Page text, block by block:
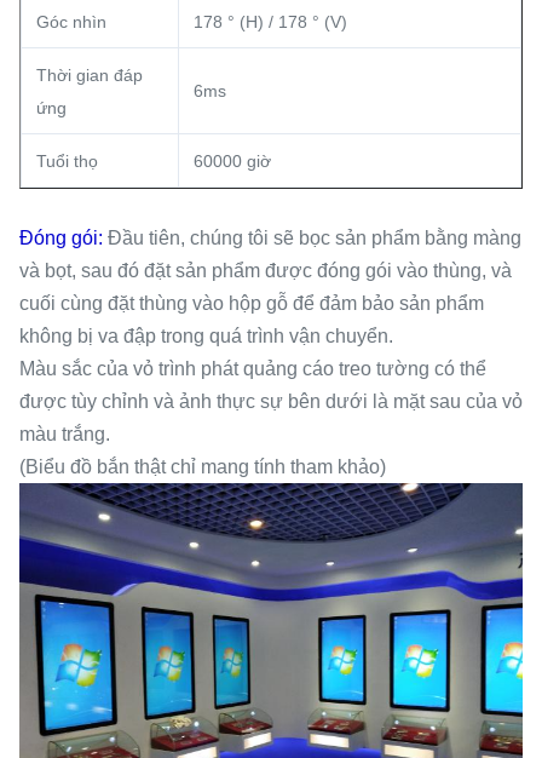
Góc nhìn 178 ° (H) / 178 ° (V)
Thời gian đáp
ứng
6ms
Tuổi thọ 60000 giờ
Đóng gói: Đầu tiên, chúng tôi sẽ bọc sản phẩm bằng màng
và bọt, sau đó đặt sản phẩm được đóng gói vào thùng, và
cuối cùng đặt thùng vào hộp gỗ để đảm bảo sản phẩm
không bị va đập trong quá trình vận chuyển.
Màu sắc của vỏ trình phát quảng cáo treo tường có thể
được tùy chỉnh và ảnh thực sự bên dưới là mặt sau của vỏ
màu trắng.
(Biểu đồ bắn thật chỉ mang tính tham khảo)